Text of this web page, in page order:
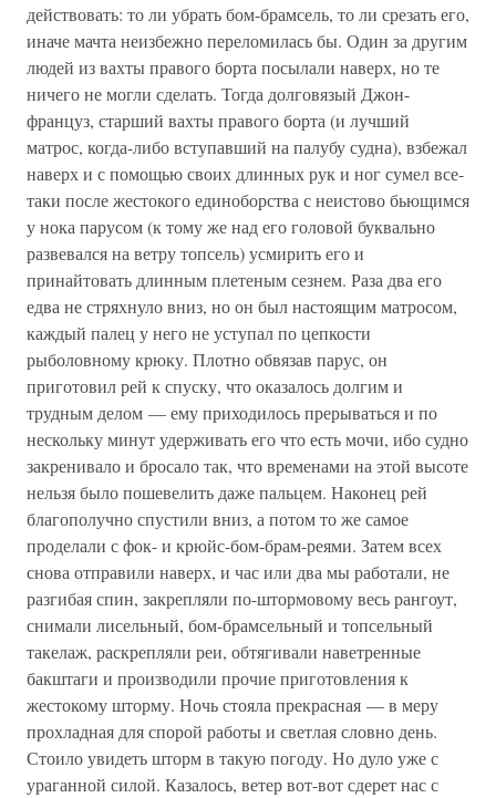
действовать: то ли убрать бом-брамсель, то ли срезать его,
иначе мачта неизбежно переломилась бы. Один за другим
людей из вахты правого борта посылали наверх, но те
ничего не могли сделать. Тогда долговязый Джон-
француз, старший вахты правого борта (и лучший
матрос, когда-либо вступавший на палубу судна), взбежал
наверх и с помощью своих длинных рук и ног сумел все-
таки после жестокого единоборства с неистово бьющимся
у нока парусом (к тому же над его головой буквально
развевался на ветру топсель) усмирить его и
принайтовать длинным плетеным сезнем. Раза два его
едва не стряхнуло вниз, но он был настоящим матросом,
каждый палец у него не уступал по цепкости
рыболовному крюку. Плотно обвязав парус, он
приготовил рей к спуску, что оказалось долгим и
трудным делом — ему приходилось прерываться и по
нескольку минут удерживать его что есть мочи, ибо судно
закренивало и бросало так, что временами на этой высоте
нельзя было пошевелить даже пальцем. Наконец рей
благополучно спустили вниз, а потом то же самое
проделали с фок- и крюйс-бом-брам-реями. Затем всех
снова отправили наверх, и час или два мы работали, не
разгибая спин, закрепляли по-штормовому весь рангоут,
снимали лисельный, бом-брамсельный и топсельный
такелаж, раскрепляли реи, обтягивали наветренные
бакштаги и производили прочие приготовления к
жестокому шторму. Ночь стояла прекрасная — в меру
прохладная для спорой работы и светлая словно день.
Стоило увидеть шторм в такую погоду. Но дуло уже с
ураганной силой. Казалось, ветер вот-вот сдерет нас с